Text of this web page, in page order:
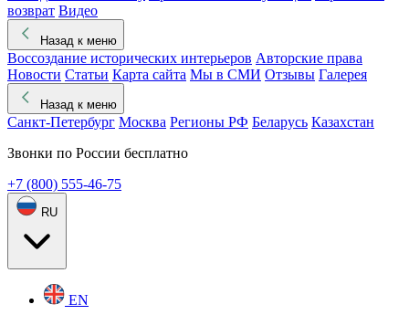
возврат Видео
Назад к меню
Воссоздание исторических интерьеров Авторские права
Новости Статьи Карта сайта Мы в СМИ Отзывы Галерея
Назад к меню
Санкт-Петербург Москва Регионы РФ Беларусь Казахстан
Звонки по России бесплатно
+7 (800) 555-46-75
RU
EN